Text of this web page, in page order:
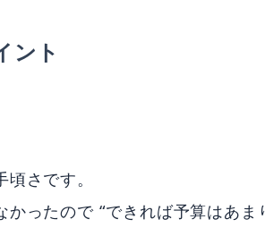
ント
さです。
ったので “できれば予算はあ